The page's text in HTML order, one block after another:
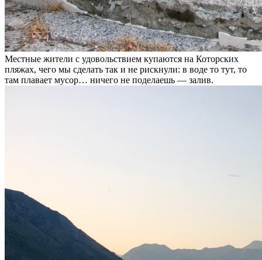
Местные жители с удовольствием купаются на Которских
пляжах, чего мы сделать так и не рискнули: в воде то тут, то
там плавает мусор… ничего не поделаешь — залив.